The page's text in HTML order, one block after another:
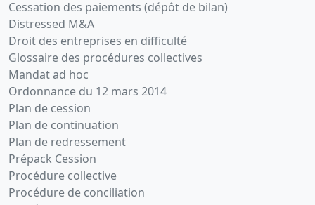
Cessation des paiements (dépôt de bilan)
Distressed M&A
Droit des entreprises en difficulté
Glossaire des procédures collectives
Mandat ad hoc
Ordonnance du 12 mars 2014
Plan de cession
Plan de continuation
Plan de redressement
Prépack Cession
Procédure collective
Procédure de conciliation